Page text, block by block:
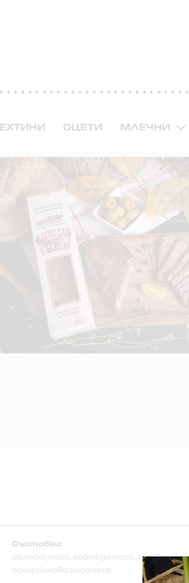
ОЦЕТИ МЛЕЧНИ
Съставки:
свинско месо, говеждо месо,
аскорбинова киселина.